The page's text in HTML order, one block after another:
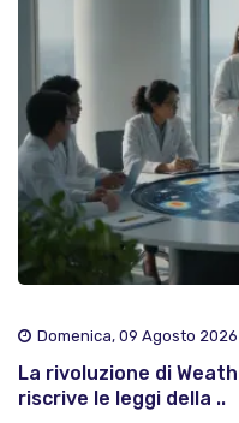
Domenica, 09 Agosto 2026
La rivoluzione di
riscrive le leggi della ..